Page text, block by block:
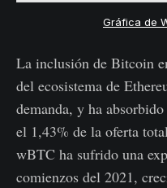
Gráfica de
La inclusión de Bitcoin
del ecosistema de
demanda, y ha
el 1,43% de la oferta
wBTC ha sufrido una
comienzos del 2021,